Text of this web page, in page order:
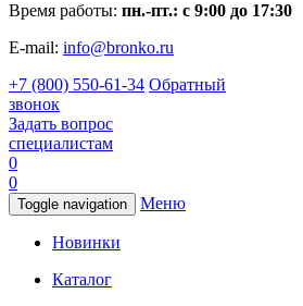
Время работы: пн.-пт.: с 9:00 до 17:30
E-mail: info@bronko.ru
+7 (800) 550-61-34 Обратный
звонок
Задать вопрос
специалистам
0
0
Toggle navigation Меню
Новинки
Каталог